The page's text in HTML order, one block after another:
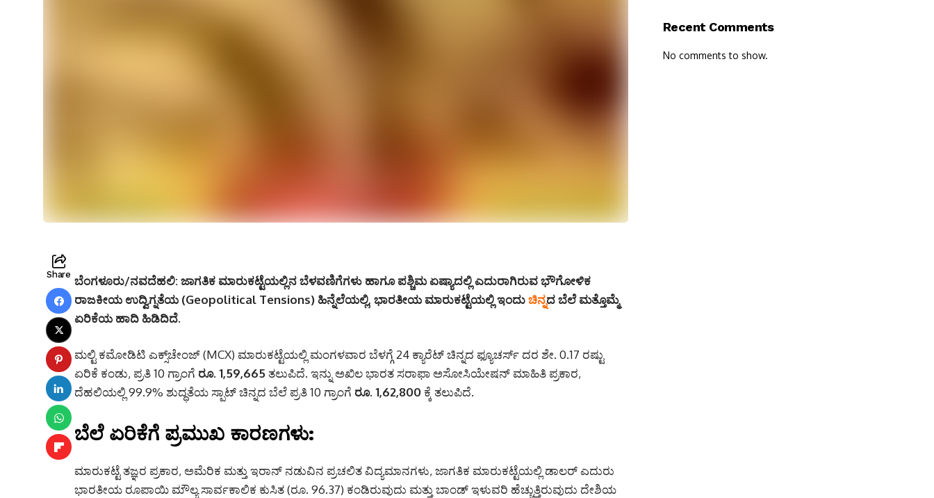
Share ಬೆಂಗಳೂರು/ನವದೆಹಲಿ:ಜಾಗತಿಕ ಮಾರುಕಟ್ಟೆಯಲ್ಲಿನ ಬೆಳವಣಿಗೆಗಳು ಹಾಗೂ ಪಶ್ಚಿಮ ಏಷ್ಯಾದಲ್ಲಿ ಎದುರಾಗಿರುವ ಭೌಗೋಳಿಕ
ರಾಜಕೀಯ ಉದ್ವಿಗ್ನತೆಯ (Geopolitical Tensions) ಹಿನ್ನೆಲೆಯಲ್ಲಿ, ಭಾರತೀಯ ಮಾರುಕಟ್ಟೆಯಲ್ಲಿ ಇಂದುಚಿನ್ನದ ಬೆಲೆ ಮತ್ತೊಮ್ಮೆ
ಏರಿಕೆಯ ಹಾದಿ ಹಿಡಿದಿದೆ.
ಮಲ್ಟಿ ಕಮೋಡಿಟಿ ಎಕ್ಸ್‌ಚೇಂಜ್ (MCX) ಮಾರುಕಟ್ಟೆಯಲ್ಲಿ ಮಂಗಳವಾರ ಬೆಳಗ್ಗೆ 24 ಕ್ಯಾರೆಟ್ ಚಿನ್ನದ ಫ್ಯೂಚರ್ಸ್ ದರ ಶೇ. 0.17 ರಷ್ಟು
ಏರಿಕೆ ಕಂಡು, ಪ್ರತಿ 10 ಗ್ರಾಂಗೆ ರೂ. 1,59,665ತಲುಪಿದೆ. ಇನ್ನು ಅಖಿಲ ಭಾರತ ಸರಾಫಾ ಅಸೋಸಿಯೇಷನ್ ಮಾಹಿತಿ ಪ್ರಕಾರ,
ದೆಹಲಿಯಲ್ಲಿ 99.9% ಶುದ್ಧತೆಯ ಸ್ಪಾಟ್ ಚಿನ್ನದ ಬೆಲೆ ಪ್ರತಿ 10 ಗ್ರಾಂಗೆ ರೂ. 1,62,800 ಕ್ಕೆ ತಲುಪಿದೆ.
ಬೆಲೆ ಏರಿಕೆಗೆ ಪ್ರಮುಖ ಕಾರಣಗಳು:
ಮಾರುಕಟ್ಟೆ ತಜ್ಞರ ಪ್ರಕಾರ, ಅಮೆರಿಕ ಮತ್ತು ಇರಾನ್ ನಡುವಿನ ಪ್ರಚಲಿತ ವಿದ್ಯಮಾನಗಳು, ಜಾಗತಿಕ ಮಾರುಕಟ್ಟೆಯಲ್ಲಿ ಡಾಲರ್ ಎದುರು
ಭಾರತೀಯ ರೂಪಾಯಿ ಮೌಲ್ಯ ಸಾರ್ವಕಾಲಿಕ ಕುಸಿತ (ರೂ. 96.37) ಕಂಡಿರುವುದು ಮತ್ತು ಬಾಂಡ್ ಇಳುವರಿ ಹೆಚ್ಚುತ್ತಿರುವುದು ದೇಶಿಯ
Recent Comments
No comments to show.